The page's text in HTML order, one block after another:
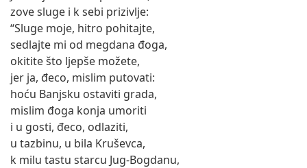
zove sluge i k sebi prizivlje:
“Sluge moje, hitro pohitajte,
sedlajte mi od megdana đoga,
okitite što ljepše možete,
jer ja, đeco, mislim putovati:
hoću Banjsku ostaviti grada,
mislim đoga konja umoriti
i u gosti, đeco, odlaziti,
u tazbinu, u bila Kruševca,
k milu tastu starcu Jug-Bogdanu,